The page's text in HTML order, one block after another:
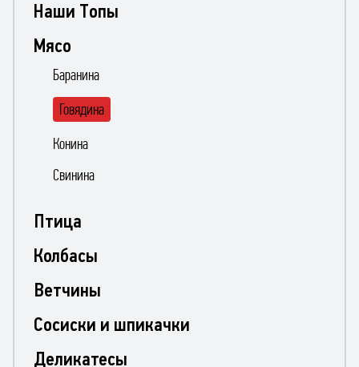
Наши Топы
Мясо
Баранина
Говядина
Конина
Свинина
Птица
Колбасы
Ветчины
Сосиски и шпикачки
Деликатесы